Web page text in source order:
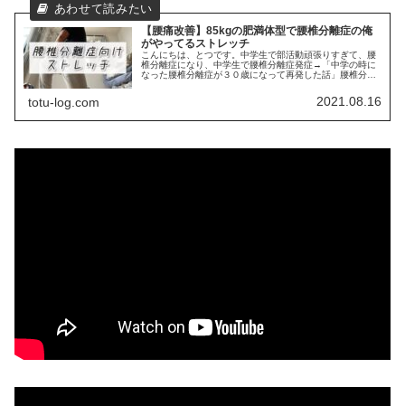
【腰痛改善】85kgの肥満体型で腰椎分離症の俺
がやってるストレッチ
こんにちは、とつです。中学生で部活動頑張りすぎて、腰
椎分離症になり、中学生で腰椎分離症発症→「中学の時に
なった腰椎分離症が３０歳になって再発した話」腰椎分離
totu-log.com 2021.08.16